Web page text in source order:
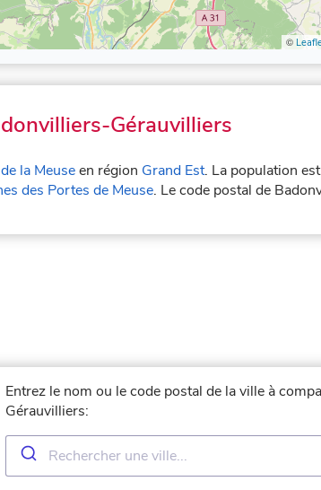
©
Gérauvilliers
de la Meuseen région Grand Est. La population
des Portes de Meuse. Le code postal de
Entrez le nom ou le code postal de la ville à
Gérauvilliers: